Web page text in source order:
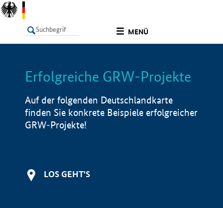
MENÜ
LISTE Info
Erfolgreiche GRW-Projekte
Auf der folgenden Deutschlandkarte
finden Sie konkrete Beispiele erfolgreicher
GRW-Projekte!
LOS GEHT'S